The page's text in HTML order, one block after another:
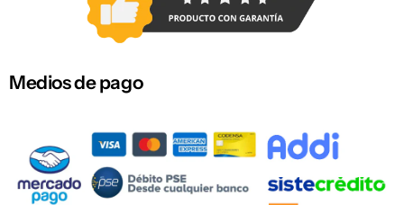
Medios de pago